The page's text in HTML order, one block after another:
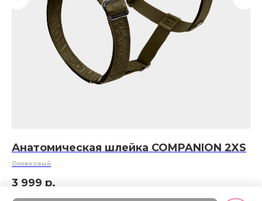
Анатомическая шлейка COMPANION 2XS
Оливковый
3 999 р.